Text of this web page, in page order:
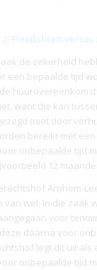
Flexibiliteit
de zekerheid
een bepaalde tijd
want die kan
(niet door
bereikt met een
onbepaalde tijd
12
Arnhem-
van wel. In die zaak
voor
daarna voor
legt dit uit als
onbepaalde tijd